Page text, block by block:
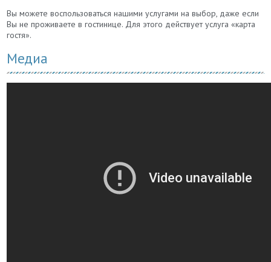
Вы можете воспользоваться нашими услугами на выбор, даже если
Вы не проживаете в гостинице. Для этого действует услуга «карта
гостя».
Медиа